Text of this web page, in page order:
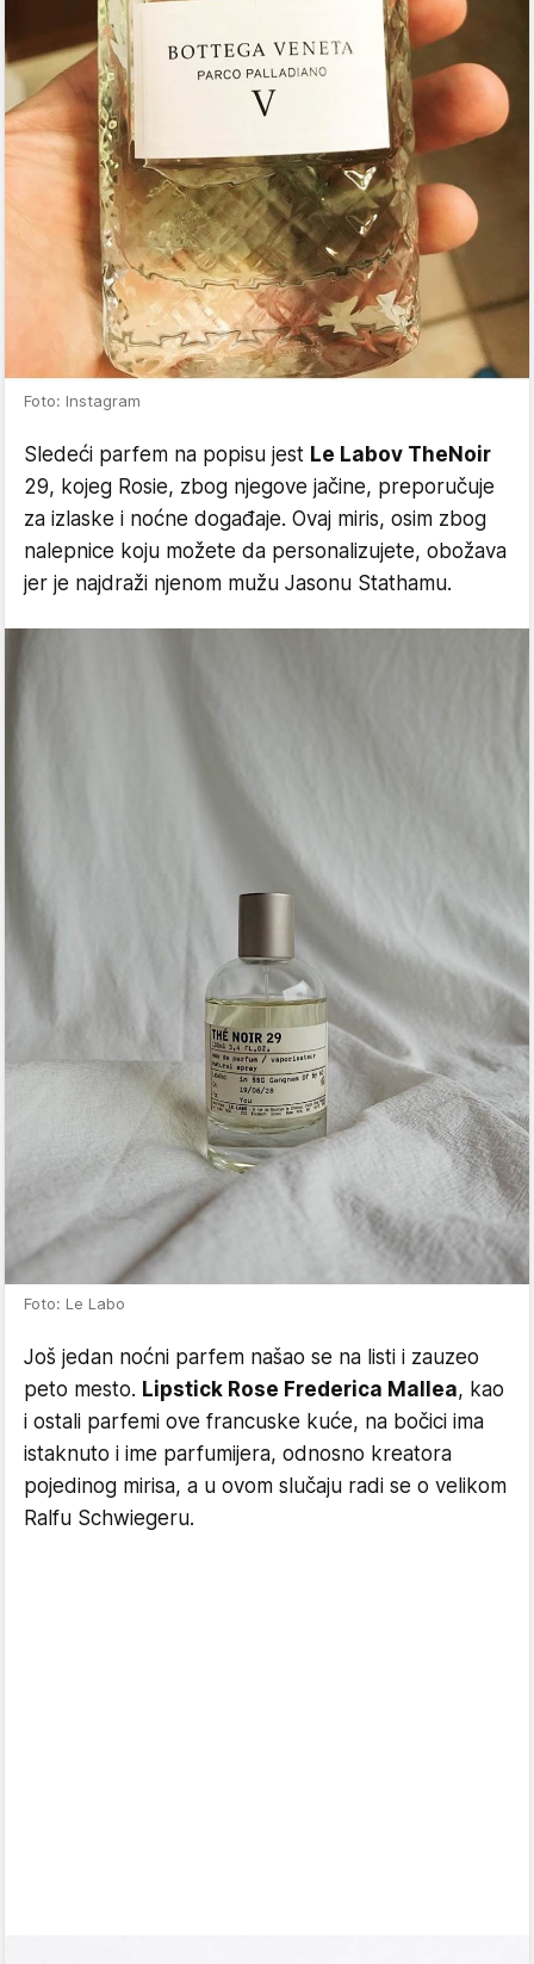
Foto: Instagram
Sledeći parfem na popisu jest Le Labov TheNoir
29, kojeg Rosie, zbog njegove jačine, preporučuje
za izlaske i noćne događaje. Ovaj miris, osim zbog
nalepnice koju možete da personalizujete, obožava
jer je najdraži njenom mužu Jasonu Stathamu.
Foto: Le Labo
Još jedan noćni parfem našao se na listi i zauzeo
peto mesto. Lipstick Rose Frederica Mallea, kao
i ostali parfemi ove francuske kuće, na bočici ima
istaknuto i ime parfumijera, odnosno kreatora
pojedinog mirisa, a u ovom slučaju radi se o velikom
Ralfu Schwiegeru.